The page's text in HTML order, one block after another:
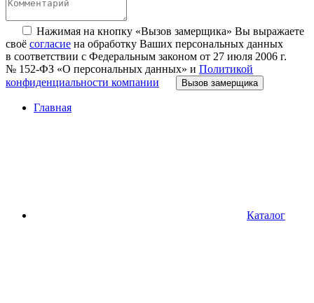
Нажимая на кнопку «Вызов замерщика» Вы выражаете
своё согласие на обработку Ваших персональных данных
в соответствии с Федеральным законом от 27 июля 2006 г.
№ 152-ФЗ «О персональных данных» и Политикой
конфиденциальности компании
Вызов замерщика
Главная
Каталог